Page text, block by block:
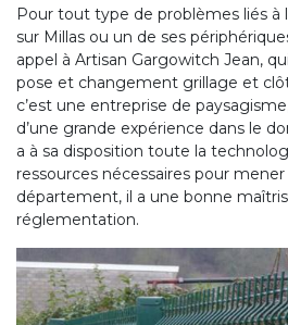
Pour tout type de problèmes liés à
sur Millas ou un de ses
appel à Artisan Gargowitch Jean,
pose et changement grillage et
c’est une entreprise de
d’une grande expérience dans le
a à sa disposition toute la
ressources nécessaires pour
département, il a une bonne
réglementation.